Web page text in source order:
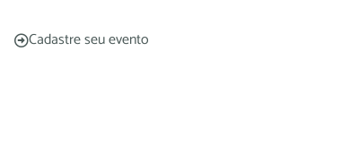
Cadastre seu evento